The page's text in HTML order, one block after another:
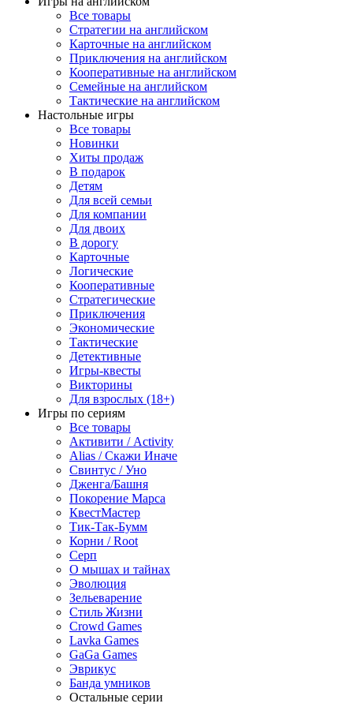
Все товары
Стратегии на английском
Карточные на английском
Приключения на английском
Кооперативные на английском
Семейные на английском
Тактические на английском
Настольные игры
Все товары
Новинки
Хиты продаж
В подарок
Детям
Для всей семьи
Для компании
Для двоих
В дорогу
Карточные
Логические
Кооперативные
Стратегические
Приключения
Экономические
Тактические
Детективные
Игры-квесты
Викторины
Для взрослых (18+)
Игры по сериям
Все товары
Активити / Activity
Alias / Скажи Иначе
Свинтус / Уно
Дженга/Башня
Покорение Марса
КвестМастер
Тик-Так-Бумм
Корни / Root
Серп
О мышах и тайнах
Эволюция
Зельеварение
Стиль Жизни
Crowd Games
Lavka Games
GaGa Games
Эврикус
Банда умников
Остальные серии